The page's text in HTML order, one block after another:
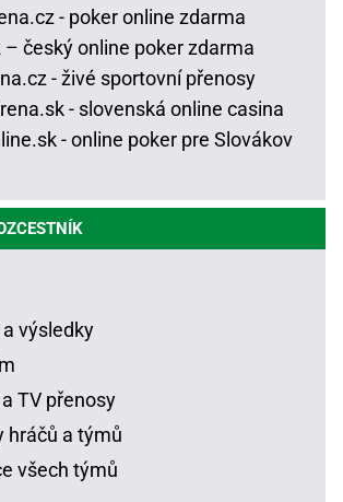
- poker online zdarma
– český online poker zdarma
- živé sportovní přenosy
- slovenská online casina
- online poker pre Slovákov
výsledky
TV přenosy
hráčů a týmů
všech týmů